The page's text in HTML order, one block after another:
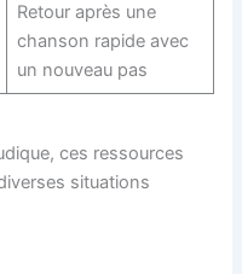
Retour après une
chanson rapide avec
un nouveau pas
ces ressources
situations